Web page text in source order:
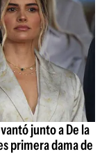
junto a De la
primera dama de